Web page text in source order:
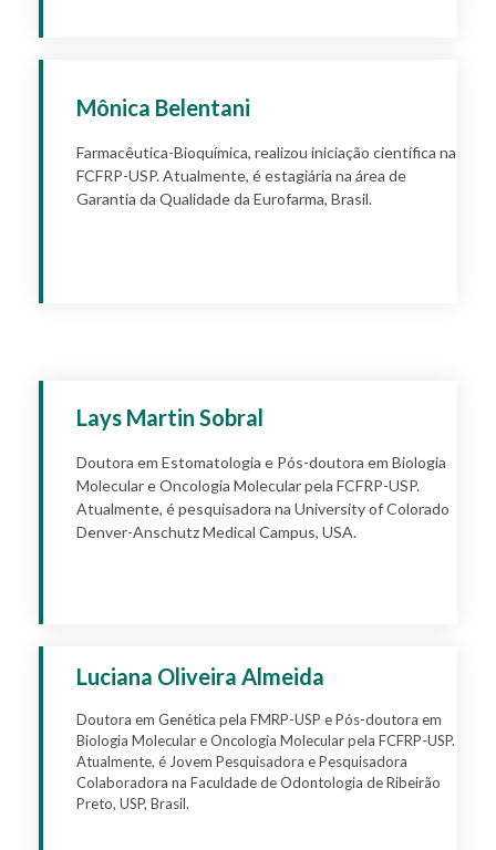
Mônica Belentani
Farmacêutica-Bioquímica, realizou iniciação científica na
FCFRP-USP. Atualmente, é estagiária na área de
Garantia da Qualidade da Eurofarma, Brasil.
Lays Martin Sobral
Doutora em Estomatologia e Pós-doutora em Biologia
Molecular e Oncologia Molecular pela FCFRP-USP.
Atualmente, é pesquisadora na University of Colorado
Denver-Anschutz Medical Campus, USA.
Luciana Oliveira Almeida
Doutora em Genética pela FMRP-USP e Pós-doutora em
Biologia Molecular e Oncologia Molecular pela FCFRP-USP.
Atualmente, é Jovem Pesquisadora e Pesquisadora
Colaboradora na Faculdade de Odontologia de Ribeirão
Preto, USP, Brasil.